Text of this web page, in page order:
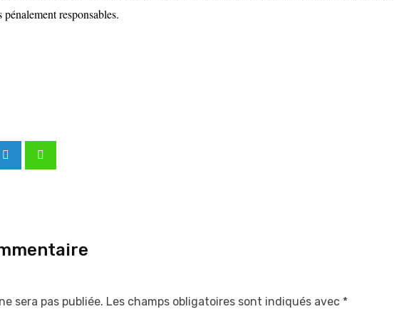
responsables.
sera pas publiée. Les champs obligatoires sont indiqués avec *